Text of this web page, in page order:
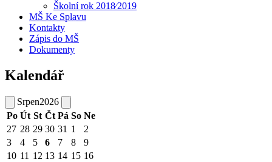
Školní rok 2018⁄2019
MŠ Ke Splavu
Kontakty
Zápis do MŠ
Dokumenty
Kalendář
Srpen2026
Po Út St Čt Pá So Ne
27 28 29 30 31 1
2
3
4 5 6 7 8
9
10 11 12 13 14 15 16